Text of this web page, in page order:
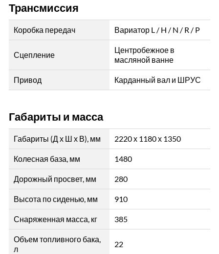
Трансмиссия
Коробка передач Вариатор L / H / N / R / P
Сцепление
Центробежное в
масляной ванне
Привод Карданный вал и ШРУС
Габариты и масса
Габариты (Д х Ш х В), мм 2220 х 1180 х 1350
Колесная база, мм 1480
Дорожный просвет, мм 280
Высота по сиденью, мм 910
Снаряженная масса, кг 385
Объем топливного бака,
л
22